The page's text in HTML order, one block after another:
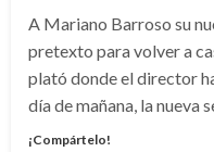
A Mariano Barroso su
pretexto para volver a
plató donde el director
día de mañana, la nueva
¡Compártelo!